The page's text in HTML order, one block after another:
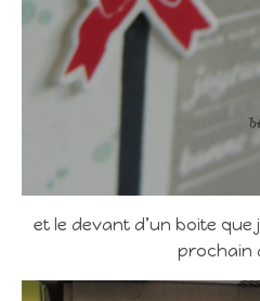
et le devant d’un boite
prochain